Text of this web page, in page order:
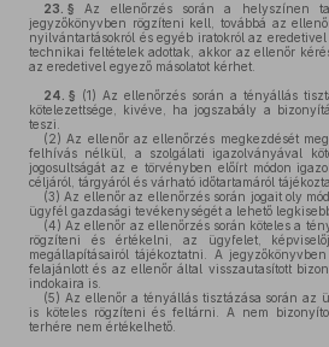
23. § Az ellenőrzés során a helyszínen
jegyzőkönyvben rögzíteni kell, továbbá az
nyilvántartásokról és egyéb iratokról az
technikai feltételek adottak, akkor az ellenőr
az eredetivel egyező másolatot kérhet.
24. § (1) Az ellenőrzés során a tényállás
kötelezettsége, kivéve, ha jogszabály a
teszi.
(2) Az ellenőr az ellenőrzés megkezdését
felhívás nélkül, a szolgálati igazolványával
jogosultságát az e törvényben előírt módon
céljáról, tárgyáról és várható időtartamáról
(3) Az ellenőr az ellenőrzés során jogait oly
ügyfél gazdasági tevékenységét a lehető
(4) Az ellenőr az ellenőrzés során köteles a
rögzíteni és értékelni, az ügyfelet,
megállapításairól tájékoztatni. A
felajánlott és az ellenőr által visszautasított
indokaira is.
(5) Az ellenőr a tényállás tisztázása során az
is köteles rögzíteni és feltárni. A nem
terhére nem értékelhető.